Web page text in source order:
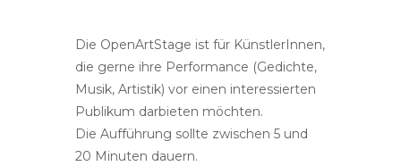
Die OpenArtStage ist für KünstlerInnen,
die gerne ihre Performance (Gedichte,
Musik, Artistik) vor einen interessierten
Publikum darbieten möchten.
Die Aufführung sollte zwischen 5 und
20 Minuten dauern.